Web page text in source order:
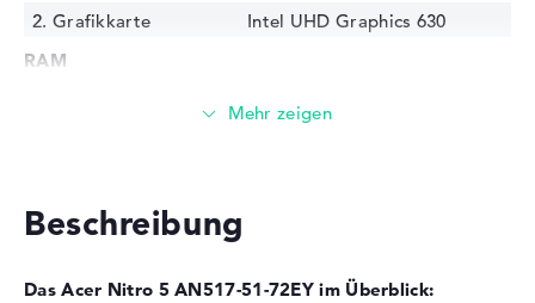
2. Grafikkarte
Intel UHD Graphics 630
RAM
4 GB
Technologie
Beschreibung
Das Acer Nitro 5 AN517-51-72EY im Überblick: